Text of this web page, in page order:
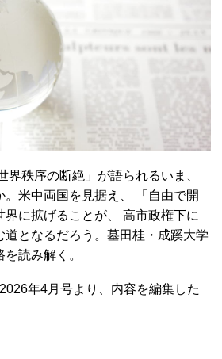
界秩序の断絶」が語られるいま、
。米中両国を見据え、 「自由で開
に拡げることが、 高市政権下に
道となるだろう。墓田桂・成蹊大学
読み解く。
2026年4月号より、内容を編集した